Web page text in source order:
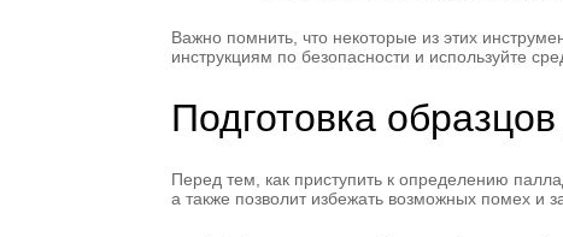
Важно помнить, что некоторые из этих
инструкциям по безопасности и используйте
Подготовка
Перед тем, как приступить к определению
а также позволит избежать возможных помех и